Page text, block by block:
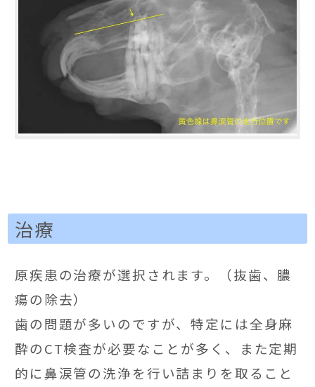
治療
原疾患の治療が選択されます。（抜歯、膿
瘍の除去）
歯の問題が多いのですが、特定には全身麻
酔のCT検査が必要なことが多く、また定期
的に鼻涙管の洗浄を行い詰まりを取ること